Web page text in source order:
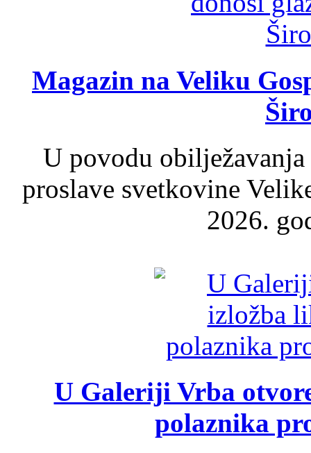
Magazin na Veliku
U povodu
proslave svetkovine
2026.
U Galeriji Vrba
polaznika